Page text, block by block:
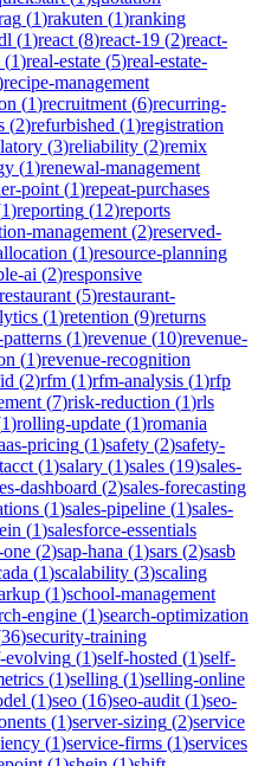
(1)rakuten (1)ranking
(1)react (8)react-19 (2)react-
(1)real-estate (5)real-estate-
recipe-management
(1)recruitment (6)recurring-
(2)refurbished (1)registration
(3)reliability (2)remix
(1)renewal-management
point (1)repeat-purchases
1)reporting (12)reports
management (2)reserved-
(1)resource-planning
ai (2)responsive
restaurant (5)restaurant-
(1)retention (9)returns
(1)revenue (10)revenue-
(1)revenue-recognition
(2)rfm (1)rfm-analysis (1)rfp
(7)risk-reduction (1)rls
1)rolling-update (1)romania
pricing (1)safety (2)safety-
(1)salary (1)sales (19)sales-
dashboard (2)sales-forecasting
(1)sales-pipeline (1)sales-
(1)salesforce-essentials
one (2)sap-hana (1)sars (2)sasb
(1)scalability (3)scaling
(1)school-management
engine (1)search-optimization
36)security-training
evolving (1)self-hosted (1)self-
(1)selling (1)selling-online
(1)seo (16)seo-audit (1)seo-
(1)server-sizing (2)service
(1)service-firms (1)services